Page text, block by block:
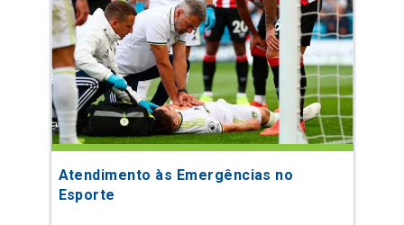
Atendimento às Emergências no
Esporte